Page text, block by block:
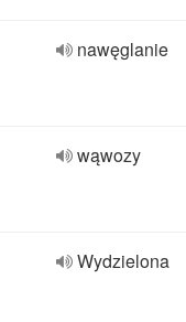
nawęglanie
wąwozy
Wydzielona